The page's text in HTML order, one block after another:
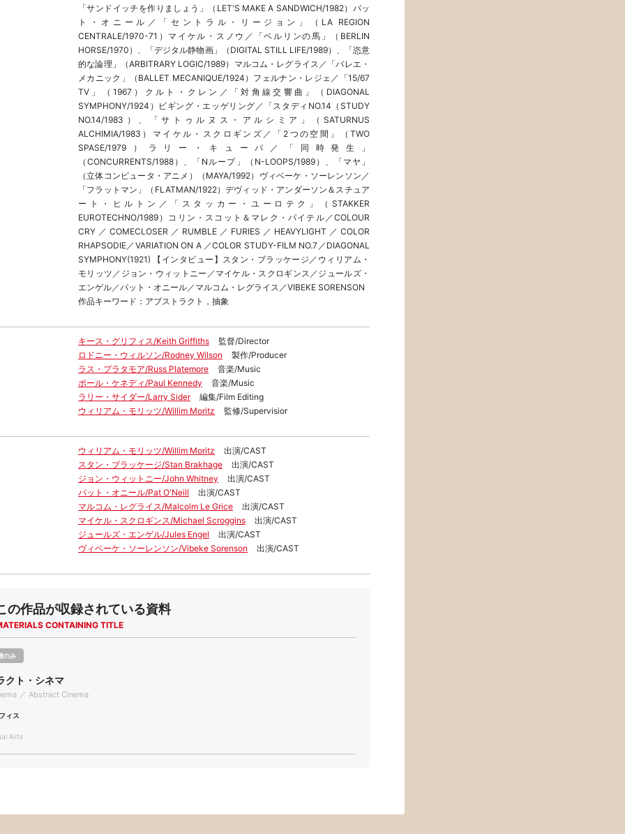
「サンドイッチを作りましょう」（LET'S MAKE A SANDWICH/1982）パッ
ト・オニール／「セントラル・リージョン」（LA REGION
CENTRALE/1970-71）マイケル・スノウ／「ベルリンの馬」（BERLIN
HORSE/1970）、「デジタル静物画」（DIGITAL STILL LIFE/1989）、「恣意
的な論理」（ARBITRARY LOGIC/1989）マルコム・レグライス／「バレエ・
メカニック」（BALLET MECANIQUE/1924）フェルナン・レジェ／「15/67
TV」（1967）クルト・クレン／「対角線交響曲」（DIAGONAL
SYMPHONY/1924）ビギング・エッゲリング／「スタディNO.14（STUDY
NO.14/1983）、「サトゥルヌス・アルシミア」（SATURNUS
ALCHIMIA/1983）マイケル・スクロギンズ／「2つの空間」（TWO
SPASE/1979）ラリー・キューバ／「同時発生」
（CONCURRENTS/1988）、「Nループ」（N-LOOPS/1989）、「マヤ」
（立体コンピュータ・アニメ）（MAYA/1992）ヴィベーケ・ソーレンソン／
「フラットマン」（FLATMAN/1922）デヴィッド・アンダーソン＆スチュア
ート・ヒルトン／「スタッカー・ユーロテク」（STAKKER
EUROTECHNO/1989）コリン・スコット＆マレク・パイテル／COLOUR
CRY／COMECLOSER／RUMBLE／FURIES／HEAVYLIGHT／COLOR
RHAPSODIE／VARIATION ON A ／COLOR STUDY-FILM NO.7／DIAGONAL
SYMPHONY(1921) 【インタビュー】スタン・ブラッケージ／ウィリアム・
モリッツ／ジョン・ウィットニー／マイケル・スクロギンス／ジュールズ・
エンゲル／パット・オニール／マルコム・レグライス／VIBEKE SORENSON
作品キーワード：アブストラクト，抽象
キース・グリフィス/Keith Griffiths
監督/Director
ロドニー・ウィルソン/Rodney Wilson
製作/Producer
ラス・プラタモア/Russ Platemore
音楽/Music
ポール・ケネディ/Paul Kennedy
音楽/Music
ラリー・サイダー/Larry Sider
編集/Film Editing
ウィリアム・モリッツ/Willim Moritz
監修/Supervisior
ウィリアム・モリッツ/Willim Moritz
出演/CAST
スタン・ブラッケージ/Stan Brakhage
出演/CAST
ジョン・ウィットニー/John Whitney
出演/CAST
パット・オニール/Pat O'Neill
出演/CAST
マルコム・レグライス/Malcolm Le Grice
出演/CAST
マイケル・スクロギンス/Michael Scroggins
出演/CAST
ジュールズ・エンゲル/Jules Engel
出演/CAST
ヴィベーケ・ソーレンソン/Vibeke Sorenson
出演/CAST
の作品が収録されている資料
CONTAINING TITLE
のみ
クト・シネマ
／ Abstract Cinema
ィス
Arts